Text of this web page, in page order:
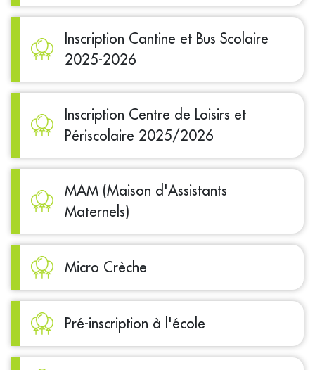
Inscription Cantine et Bus Scolaire
2025-2026
Inscription Centre de Loisirs et
Périscolaire 2025/2026
MAM (Maison d'Assistants
Maternels)
Micro Crèche
Pré-inscription à l'école